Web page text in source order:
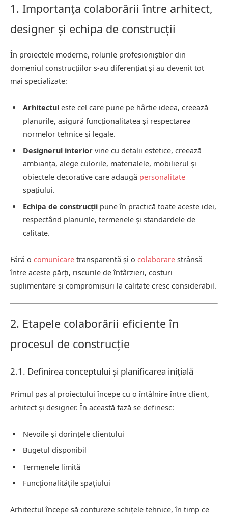
1. Importanța colaborării între arhitect,
designer și echipa de construcții
În proiectele moderne, rolurile profesioniștilor din
domeniul construcțiilor s-au diferențiat și au devenit tot
mai specializate:
Arhitectul este cel care pune pe hârtie ideea, creează
planurile, asigură funcționalitatea și respectarea
normelor tehnice și legale.
Designerul interior vine cu detalii estetice, creează
ambianța, alege culorile, materialele, mobilierul și
obiectele decorative care adaugă personalitate
spațiului.
Echipa de construcții pune în practică toate aceste idei,
respectând planurile, termenele și standardele de
calitate.
Fără o comunicare transparentă și o colaborare strânsă
între aceste părți, riscurile de întârzieri, costuri
suplimentare și compromisuri la calitate cresc considerabil.
2. Etapele colaborării eficiente în
procesul de construcție
2.1. Definirea conceptului și planificarea inițială
Primul pas al proiectului începe cu o întâlnire între client,
arhitect și designer. În această fază se definesc:
Nevoile și dorințele clientului
Bugetul disponibil
Termenele limită
Funcționalitățile spațiului
Arhitectul începe să contureze schițele tehnice, în timp ce